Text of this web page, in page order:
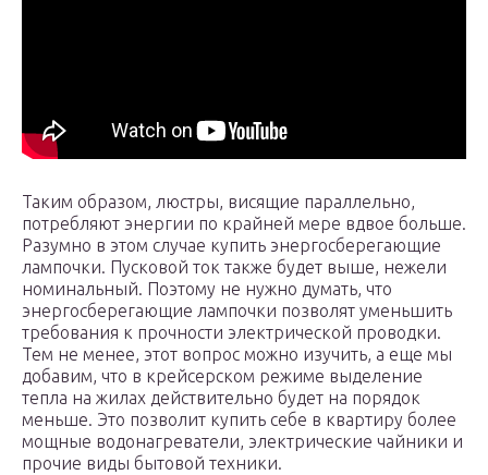
Таким образом, люстры, висящие параллельно,
потребляют энергии по крайней мере вдвое больше.
Разумно в этом случае купить энергосберегающие
лампочки. Пусковой ток также будет выше, нежели
номинальный. Поэтому не нужно думать, что
энергосберегающие лампочки позволят уменьшить
требования к прочности электрической проводки.
Тем не менее, этот вопрос можно изучить, а еще мы
добавим, что в крейсерском режиме выделение
тепла на жилах действительно будет на порядок
меньше. Это позволит купить себе в квартиру более
мощные водонагреватели, электрические чайники и
прочие виды бытовой техники.